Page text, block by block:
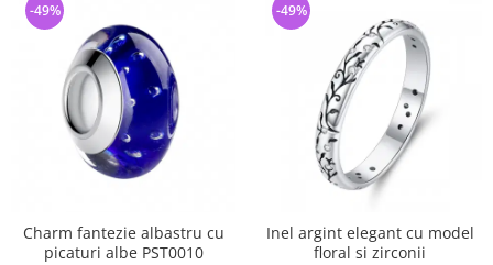
Charm fantezie albastru cu
picaturi albe PST0010
-49%
Inel argint elegant cu model
floral si zirconii
-49%